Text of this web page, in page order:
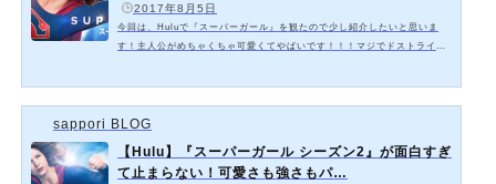
2017年8月5日
今回は、Huluで『スーパーガール』を観たので少し紹介したいと思いま
す！主人公がめちゃくちゃ可愛くてやばいです！！！マジでドストライク
GIRL』あらすじスーパーパワーで人類を救う! 最強美女ヒーロー誕生! “ス
スーパーヒーロー、“スーパーマン”。新た…
sappori BLOG
【Hulu】『スーパーガール シーズン2』が面白すぎ
て止まらない！可愛さも強さもパ…